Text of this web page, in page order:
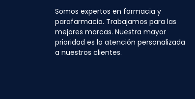
Somos expertos en farmacia y
parafarmacia. Trabajamos para las
mejores marcas. Nuestra mayor
prioridad es la atención personalizada
a nuestros clientes.